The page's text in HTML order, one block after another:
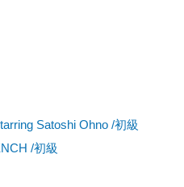
Satoshi Ohno /初級
/初級